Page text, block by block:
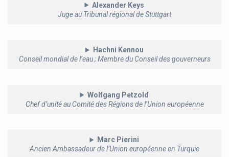
Alexander Keys
Juge au Tribunal régional de Stuttgart
Hachni Kennou
Conseil mondial de l’eau ; Membre du Conseil des gouverneurs
Wolfgang Petzold
Chef d’unité au Comité des Régions de l’Union européenne
Marc Pierini
Ancien Ambassadeur de l’Union européenne en Turquie